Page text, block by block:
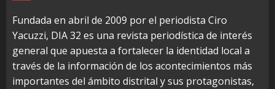
Fundada en abril de 2009 por el periodista Ciro
Yacuzzi, DIA 32 es una revista periodística de interés
general que apuesta a fortalecer la identidad local a
través de la información de los acontecimientos más
importantes del ámbito distrital y sus protagonistas,